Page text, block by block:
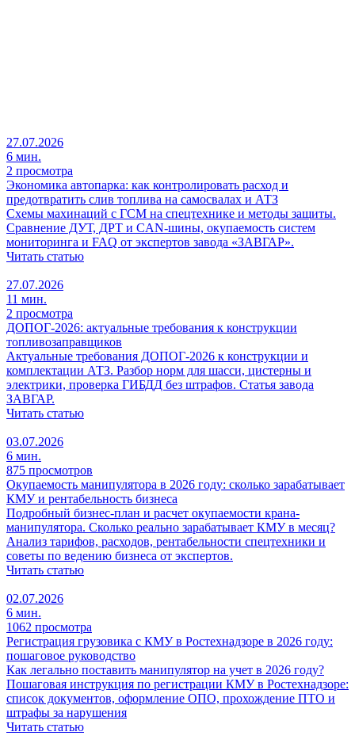
27.07.2026
6 мин.
2 просмотра
Экономика автопарка: как контролировать расход и
предотвратить слив топлива на самосвалах и АТЗ
Схемы махинаций с ГСМ на спецтехнике и методы защиты.
Сравнение ДУТ, ДРТ и CAN-шины, окупаемость систем
мониторинга и FAQ от экспертов завода «ЗАВГАР».
Читать статью
27.07.2026
11 мин.
2 просмотра
ДОПОГ-2026: актуальные требования к конструкции
топливозаправщиков
Актуальные требования ДОПОГ-2026 к конструкции и
комплектации АТЗ. Разбор норм для шасси, цистерны и
электрики, проверка ГИБДД без штрафов. Статья завода
ЗАВГАР.
Читать статью
03.07.2026
6 мин.
875 просмотров
Окупаемость манипулятора в 2026 году: сколько зарабатывает
КМУ и рентабельность бизнеса
Подробный бизнес-план и расчет окупаемости крана-
манипулятора. Сколько реально зарабатывает КМУ в месяц?
Анализ тарифов, расходов, рентабельности спецтехники и
советы по ведению бизнеса от экспертов.
Читать статью
02.07.2026
6 мин.
1062 просмотра
Регистрация грузовика с КМУ в Ростехнадзоре в 2026 году:
пошаговое руководство
Как легально поставить манипулятор на учет в 2026 году?
Пошаговая инструкция по регистрации КМУ в Ростехнадзоре:
список документов, оформление ОПО, прохождение ПТО и
штрафы за нарушения
Читать статью